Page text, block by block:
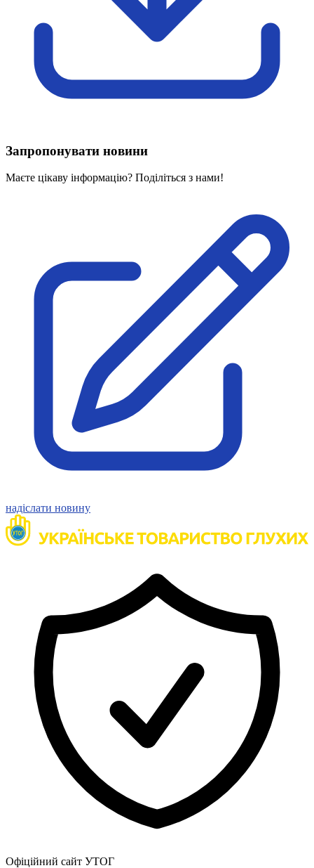
Харківська область
Херсонська область
Хмельницька область
Вивчаємо жестову мову
Дитяча сторінка
Новини про жестову мову
Проєкт "Жестова мова для поліцейських"
На допомогу військовим
Медична термінологія жестовою мовою
Нормативна база УТОГ
Конвенція ООН
Законодавство
Декларації
Документи ВФГ
Міжнародні документи
Запропонувати новини
Маєте цікаву інформацію? Поділіться з нами!
надіслати новину
Офіційний сайт УТОГ